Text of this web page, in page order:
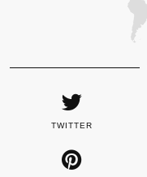
TWITTER